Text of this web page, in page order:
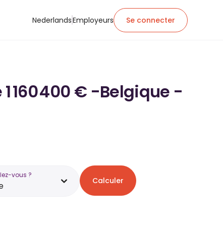
NederlandsEmployeurs Se connecter
160 400 € -Belgique -
vous ?
Calculer